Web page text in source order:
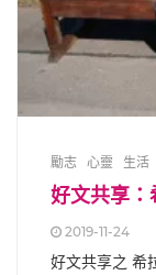
勵志 心靈 生活
好文共享
2019-11-24
好文共享之 希